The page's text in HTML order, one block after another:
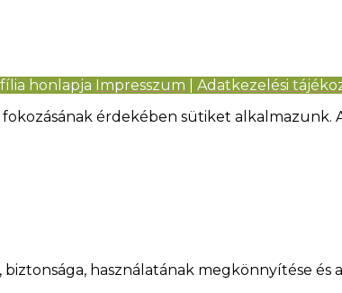
honlapja Impresszum
Adatkezelési
érdekében sütiket
használatának megkönnyítése